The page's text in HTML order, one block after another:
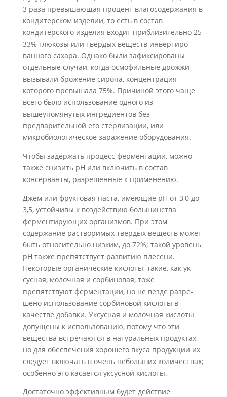
3 раза превышающая процент влагосодержания в
кондитерском изделии, то есть в состав
кондитерского изделия входит приблизительно 25-
33% глюкозы или твердых веществ инвертиро­
ванного сахара. Однако были зафиксированы
отдельные случаи, когда осмофильные дрожжи
вызывали брожение сиропа, концентрация
которого превышала 75%. Причиной этого чаще
всего было использование одного из
вышеупомянутых ингре­диентов без
предварительной его стерлизации, или
микробиологическое заражение оборудования.
Чтобы задержать процесс ферментации, можно
также снизить рН или вклю­чить в состав
консерванты, разрешенные к применению.
Джем или фруктовая паста, имеющие рН от 3,0 до
3,5, устойчивы к воздействию большинства
ферментирующих организмов. При этом
содержание растворимых твердых веществ может
быть относительно низким, до 72%; такой уровень
рН также препятствует развитию плесени.
Некоторые органические кислоты, такие, как ук­
сусная, молочная и сорбиновая, тоже
препятствуют ферментации, но не везде разре­
шено использование сорбиновой кислоты в
качестве добавки. Уксусная и молочная кислоты
допущены к использованию, потому что эти
вещества встречаются в нату­ральных продуктах,
но для обеспечения хорошего вкуса продукции их
следует включать в очень небольших количествах;
особенно это касается уксусной кислоты.
Достаточно эффективным будет действие